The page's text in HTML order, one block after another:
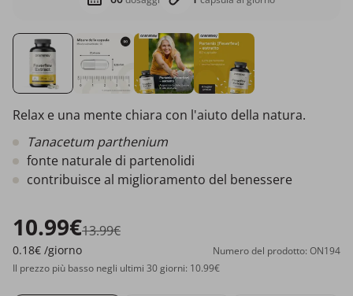
Relax e una mente chiara con l'aiuto della natura.
Tanacetum parthenium
fonte naturale di partenolidi
contribuisce al miglioramento del benessere
10.99€13.99€
0.18€ /giorno
Numero del prodotto: ON194
Il prezzo più basso negli ultimi 30 giorni: 10.99€